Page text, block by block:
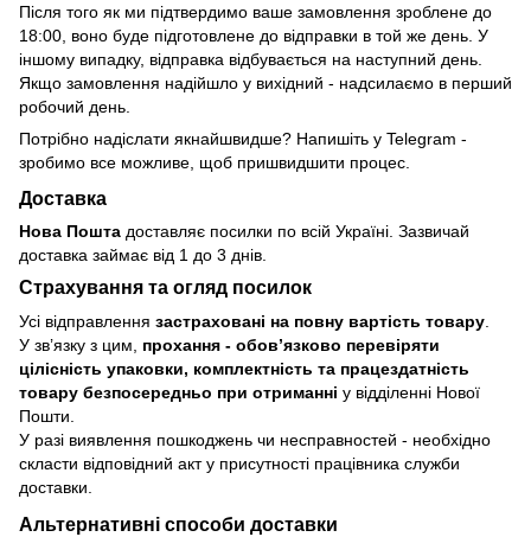
Після того як ми підтвердимо ваше замовлення зроблене до
18:00, воно буде підготовлене до відправки в той же день. У
іншому випадку, відправка відбувається на наступний день.
Якщо замовлення надійшло у вихідний - надсилаємо в перший
робочий день.
Потрібно надіслати якнайшвидше? Напишіть у Telegram -
зробимо все можливе, щоб пришвидшити процес.
Доставка
Нова Пошта доставляє посилки по всій Україні. Зазвичай
доставка займає від 1 до 3 днів.
Страхування та огляд посилок
Усі відправлення застраховані на повну вартість товару.
У зв’язку з цим, прохання - обовʼязково перевіряти
цілісність упаковки, комплектність та працездатність
товару безпосередньо при отриманні у відділенні Нової
Пошти.
У разі виявлення пошкоджень чи несправностей - необхідно
скласти відповідний акт у присутності працівника служби
доставки.
Альтернативні способи доставки